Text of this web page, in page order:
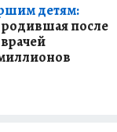
детям:
родившая после